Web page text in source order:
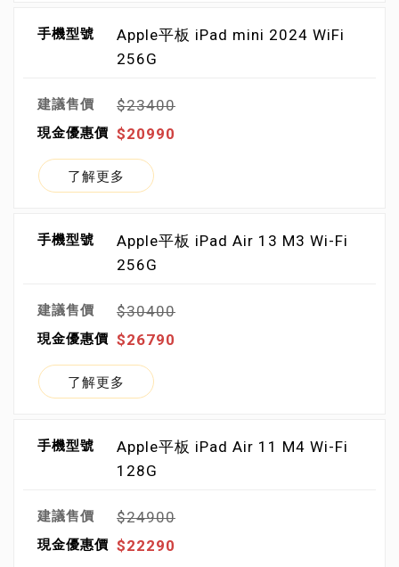
Apple平板 iPad mini 2024 WiFi
256G
$23400
$20990
了解更多
Apple平板 iPad Air 13 M3 Wi-Fi
256G
$30400
$26790
了解更多
Apple平板 iPad Air 11 M4 Wi-Fi
128G
$24900
$22290